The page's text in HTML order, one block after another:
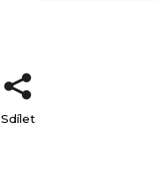
Sdílet